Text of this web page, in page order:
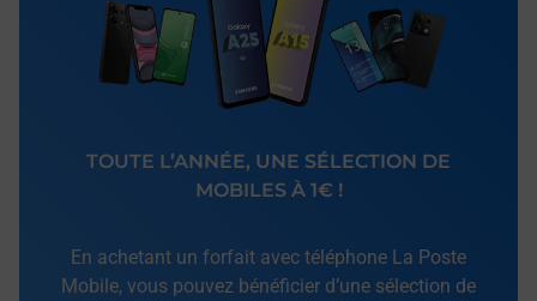
TOUTE L’ANNÉE, UNE SÉLECTION DE
MOBILES À 1€ !
En achetant un forfait avec téléphone La Poste
Mobile, vous pouvez bénéficier d’une sélection de